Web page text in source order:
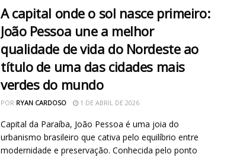
A capital onde o sol nasce primeiro:
João Pessoa une a melhor
qualidade de vida do Nordeste ao
título de uma das cidades mais
verdes do mundo
POR RYAN CARDOSO 1 DE ABRIL DE 2026
Capital da Paraíba, João Pessoa é uma joia do
urbanismo brasileiro que cativa pelo equilíbrio entre
modernidade e preservação. Conhecida pelo ponto